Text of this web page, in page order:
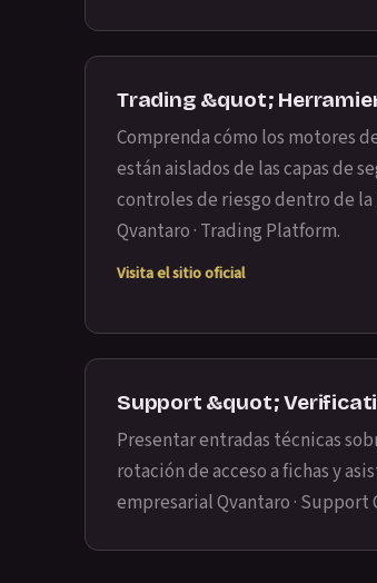
Trading &quot;
Comprenda cómo los motores
están aislados de las capas de
controles de riesgo dentro de
Qvantaro · Trading Platform.
Visita el sitio oficial
Support &quot;
Presentar entradas técnicas
rotación de acceso a fichas y
empresarialQvantaro · Support